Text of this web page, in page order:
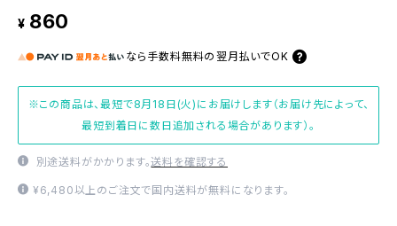
¥ 860
なら 手数料無料の 翌月払いでOK
※この商品は、最短で8月18日(火)にお届けします（お届け先によって、
最短到着日に数日追加される場合があります）。
別途送料がかかります。送料を確認する
¥6,480以上のご注文で国内送料が無料になります。